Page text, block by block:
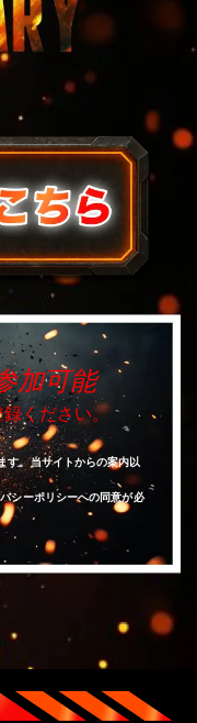
加可能
ください。
す。当サイトからの案内以
シーポリシーへの同意が必